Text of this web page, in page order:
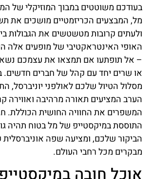
בעודכם משוטטים במבוך המוזיקלי של
מל, המבצעים הכריזמטיים מושכים את
ולעתים קרובות מטשטשים את הגבולות
האופי האינטראקטיבי של מופעים אלה
– אל תופתעו אם תמצאו את עצמכם
או שרים יחד עם קהל של חברים חדשים.
מסלול הטיול שלכם לאולפני יוניברסל,
הערב המציעים תאורה מרהיבה ואווירה
המשפרים את החוויה החושית הכוללת.
התוססת במיקסטייפ של מל בטוח תהיה
הביקור שלכם, ומציעה שפה
מבקרים מכל רחבי העולם.